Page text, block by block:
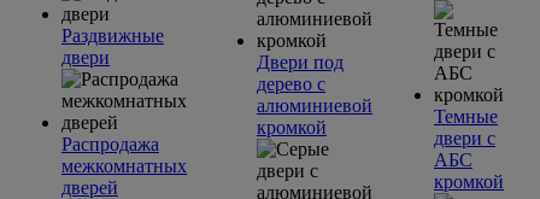
Раздвижные
двери
Распродажа
межкомнатных
дверей
Двери под
дерево с
алюминиевой
кромкой
Темные
двери с
АБС
кромкой